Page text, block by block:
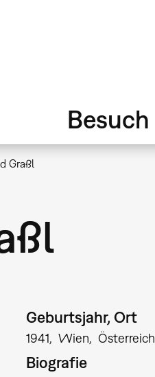
Besuch
Graßl
Geburtsjahr, Ort
1941 Wien Österreich
Biografie